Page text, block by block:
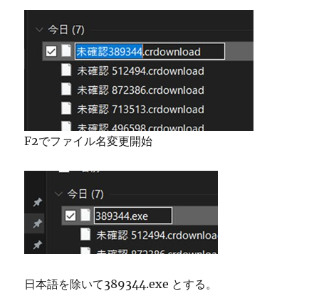
F2でファイル名変更開始
日本語を除いて389344.exe とする。